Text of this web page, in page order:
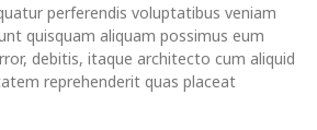
perferendis voluptatibus veniam
quisquam aliquam possimus eum
debitis, itaque architecto cum aliquid
reprehenderit quas placeat